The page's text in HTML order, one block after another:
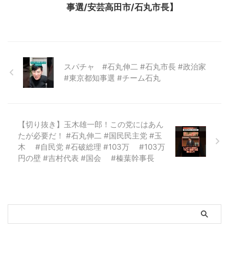
事選/安芸高田市/石丸市長】
スパチャ #石丸伸二 #石丸市長 #政治家
#東京都知事選 #チーム石丸
【切り抜き】玉木雄一郎！この党にはあん
たが必要だ！ #石丸伸二 #国民民主党 #玉
木 #自民党 #石破総理 #103万 #103万
円の壁 #吉村代表 #国会 #榛葉幹事長